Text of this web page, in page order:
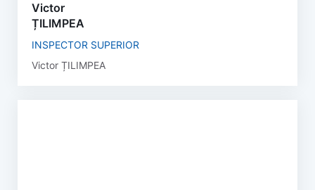
Victor
ȚILIMPEA
INSPECTOR SUPERIOR
Victor ȚILIMPEA